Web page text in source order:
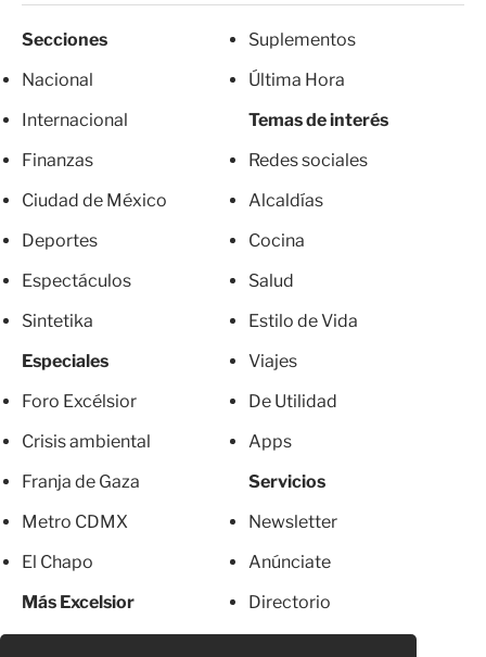
Secciones
Nacional
Internacional
Finanzas
Ciudad de México
Deportes
Espectáculos
Sintetika
Especiales
Foro Excélsior
Crisis ambiental
Franja de Gaza
Metro CDMX
El Chapo
Más Excelsior
Suplementos
Última Hora
Temas de interés
Redes sociales
Alcaldías
Cocina
Salud
Estilo de Vida
Viajes
De Utilidad
Apps
Servicios
Newsletter
Anúnciate
Directorio